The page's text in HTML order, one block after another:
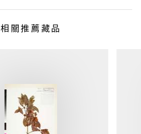
相關推薦藏品